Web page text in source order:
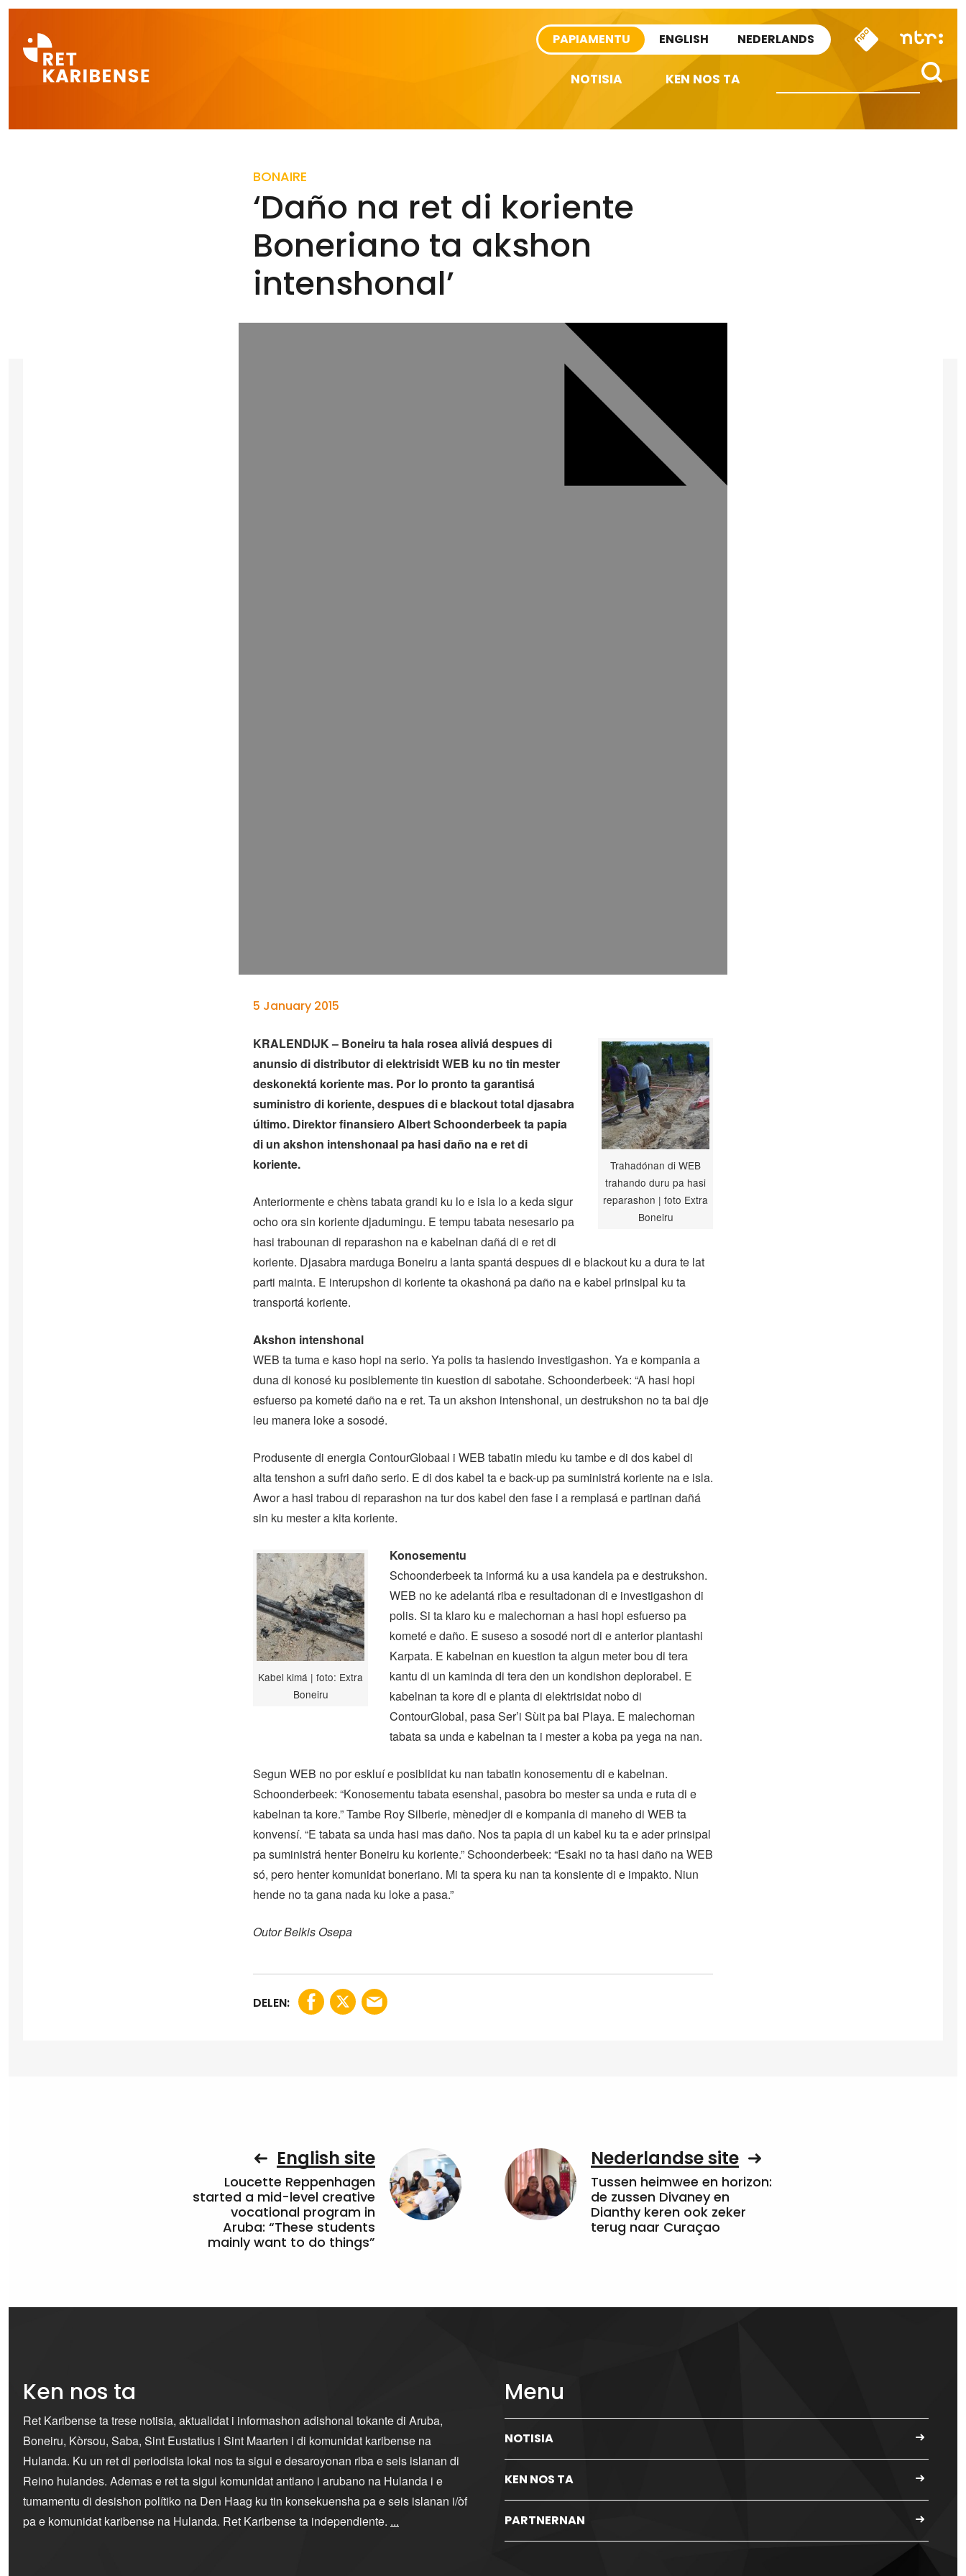
PAPIAMENTU ENGLISH NEDERLANDS
NOTISIA KEN NOS TA
BONAIRE
‘Daño na ret di koriente
Boneriano ta akshon
intenshonal’
5 January 2015
Trahadónan di WEB
trahando duru pa hasi
reparashon | foto Extra
Boneiru
KRALENDIJK – Boneiru ta hala rosea aliviá despues di
anunsio di distributor di elektrisidt WEB ku no tin mester
deskonektá koriente mas. Por lo pronto ta garantisá
suministro di koriente, despues di e blackout total djasabra
último. Direktor finansiero Albert Schoonderbeek ta papia
di un akshon intenshonaal pa hasi daño na e ret di
koriente.
Anteriormente e chèns tabata grandi ku lo e isla lo a keda sigur
ocho ora sin koriente djadumingu. E tempu tabata nesesario pa
hasi trabounan di reparashon na e kabelnan dañá di e ret di
koriente. Djasabra marduga Boneiru a lanta spantá despues di e blackout ku a dura te lat
parti mainta. E interupshon di koriente ta okashoná pa daño na e kabel prinsipal ku ta
transportá koriente.
Akshon intenshonal
WEB ta tuma e kaso hopi na serio. Ya polis ta hasiendo investigashon. Ya e kompania a
duna di konosé ku posiblemente tin kuestion di sabotahe. Schoonderbeek: “A hasi hopi
esfuerso pa kometé daño na e ret. Ta un akshon intenshonal, un destrukshon no ta bai dje
leu manera loke a sosodé.
Produsente di energia ContourGlobaal i WEB tabatin miedu ku tambe e di dos kabel di
alta tenshon a sufri daño serio. E di dos kabel ta e back-up pa suministrá koriente na e isla.
Awor a hasi trabou di reparashon na tur dos kabel den fase i a remplasá e partinan dañá
sin ku mester a kita koriente.
Kabel kimá | foto: Extra
Boneiru
Konosementu
Schoonderbeek ta informá ku a usa kandela pa e destrukshon.
WEB no ke adelantá riba e resultadonan di e investigashon di
polis. Si ta klaro ku e malechornan a hasi hopi esfuerso pa
kometé e daño. E suseso a sosodé nort di e anterior plantashi
Karpata. E kabelnan en kuestion ta algun meter bou di tera
kantu di un kaminda di tera den un kondishon deplorabel. E
kabelnan ta kore di e planta di elektrisidat nobo di
ContourGlobal, pasa Ser’i Sùit pa bai Playa. E malechornan
tabata sa unda e kabelnan ta i mester a koba pa yega na nan.
Segun WEB no por eskluí e posiblidat ku nan tabatin konosementu di e kabelnan.
Schoonderbeek: “Konosementu tabata esenshal, pasobra bo mester sa unda e ruta di e
kabelnan ta kore.” Tambe Roy Silberie, mènedjer di e kompania di maneho di WEB ta
konvensí. “E tabata sa unda hasi mas daño. Nos ta papia di un kabel ku ta e ader prinsipal
pa suministrá henter Boneiru ku koriente.” Schoonderbeek: “Esaki no ta hasi daño na WEB
só, pero henter komunidat boneriano. Mi ta spera ku nan ta konsiente di e impakto. Niun
hende no ta gana nada ku loke a pasa.”
Outor Belkis Osepa
DELEN:
English site
Loucette Reppenhagen
started a mid-level creative
vocational program in
Aruba: “These students
mainly want to do things”
Nederlandse site
Tussen heimwee en horizon:
de zussen Divaney en
Dianthy keren ook zeker
terug naar Curaçao
Ken nos ta
Ret Karibense ta trese notisia, aktualidat i informashon adishonal tokante di Aruba,
Boneiru, Kòrsou, Saba, Sint Eustatius i Sint Maarten i di komunidat karibense na
Hulanda. Ku un ret di periodista lokal nos ta sigui e desaroyonan riba e seis islanan di
Reino hulandes. Ademas e ret ta sigui komunidat antiano i arubano na Hulanda i e
tumamentu di desishon polítiko na Den Haag ku tin konsekuensha pa e seis islanan i/òf
pa e komunidat karibense na Hulanda. Ret Karibense ta independiente. ...
Menu
NOTISIA
KEN NOS TA
PARTNERNAN